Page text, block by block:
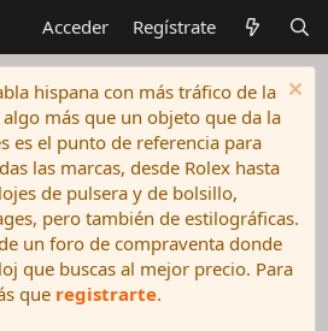
Acceder Regístrate
hispana con más tráfico de la
más que un objeto que da la
es el punto de referencia para
las marcas, desde Rolex hasta
de pulsera y de bolsillo,
pero también de estilográficas.
un foro de compraventa donde
que buscas al mejor precio. Para
que registrarte.